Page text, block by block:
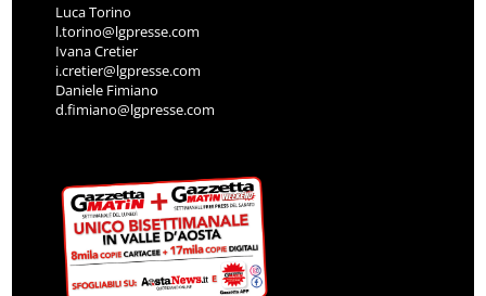
Luca Torino
l.torino@lgpresse.com
Ivana Cretier
i.cretier@lgpresse.com
Daniele Fimiano
d.fimiano@lgpresse.com